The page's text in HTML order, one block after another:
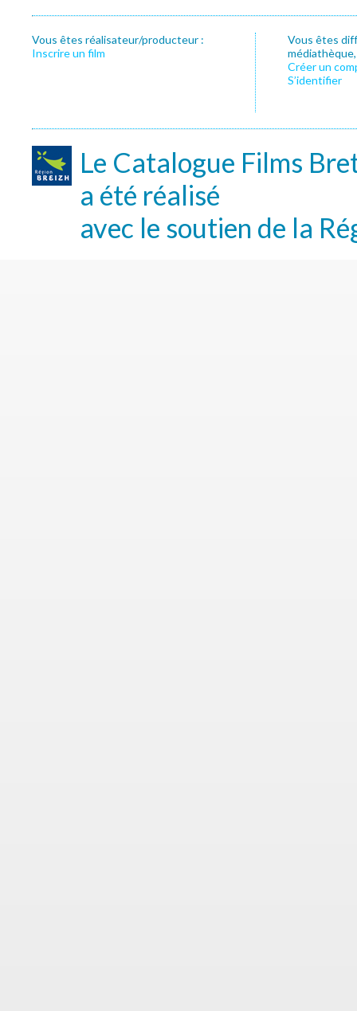
Vous êtes réalisateur/producteur :
Inscrire un film
Vous êtes
Créer un
S’identifier
Le Catalogue Films
a été réalisé
avec le soutien de la